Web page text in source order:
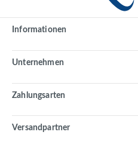
Informationen
Unternehmen
Zahlungsarten
Versandpartner